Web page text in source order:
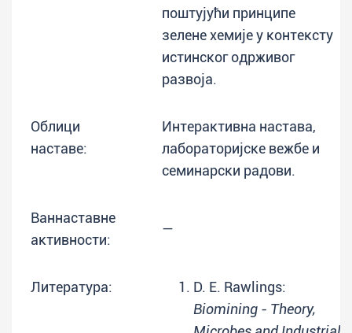
поштујући принципе
зелене хемије у контексту
истинског одрживог
развоја.
Облици
наставе:
Интерактивна настава,
лабораторијске вежбе и
семинарски радови.
Ваннаставне
активности:
—
Литература:
D. E. Rawlings:
Biomining - Theory,